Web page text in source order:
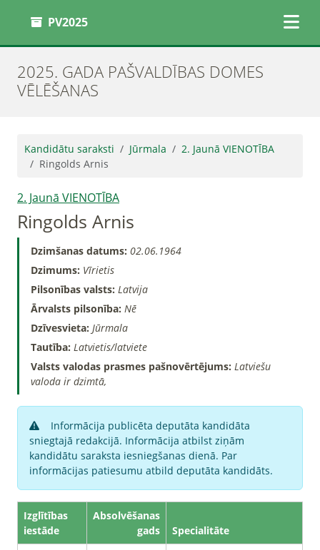
PV2025
2025. GADA PAŠVALDĪBAS DOMES
VĒLĒŠANAS
Kandidātu saraksti Jūrmala
2. Jaunā VIENOTĪBA
Ringolds Arnis
2. Jaunā VIENOTĪBA
Ringolds Arnis
Dzimšanas datums: 02.06.1964
Dzimums: Vīrietis
Pilsonības valsts: Latvija
Ārvalsts pilsonība: Nē
Dzīvesvieta: Jūrmala
Tautība: Latvietis/latviete
Valsts valodas prasmes pašnovērtējums: Latviešu
valoda ir dzimtā,
Informācija publicēta deputāta kandidāta
sniegtajā redakcijā. Informācija atbilst ziņām
kandidātu saraksta iesniegšanas dienā. Par
informācijas patiesumu atbild deputāta kandidāts.
Izglītības
iestāde
Absolvēšanas
gads
Specialitāte